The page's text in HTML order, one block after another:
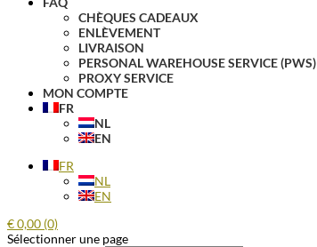
CHÈQUES CADEAUX
ENLÈVEMENT
LIVRAISON
PERSONAL WAREHOUSE SERVICE (PWS)
PROXY SERVICE
MON COMPTE
FR
NL
EN
FR
NL
EN
€0,00 (0)
Sélectionner une page